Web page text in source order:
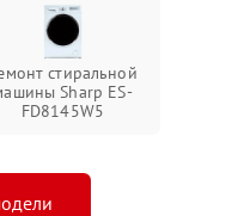
стиральной
Sharp ES-
FD8145W5